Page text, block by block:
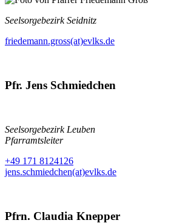
Seelsorgebezirk Seidnitz
friedemann.gross(at)evlks.de
Pfr. Jens Schmiedchen
Seelsorgebezirk Leuben
Pfarramtsleiter
+49 171 8124126
jens.schmiedchen(at)evlks.de
Pfrn. Claudia Knepper